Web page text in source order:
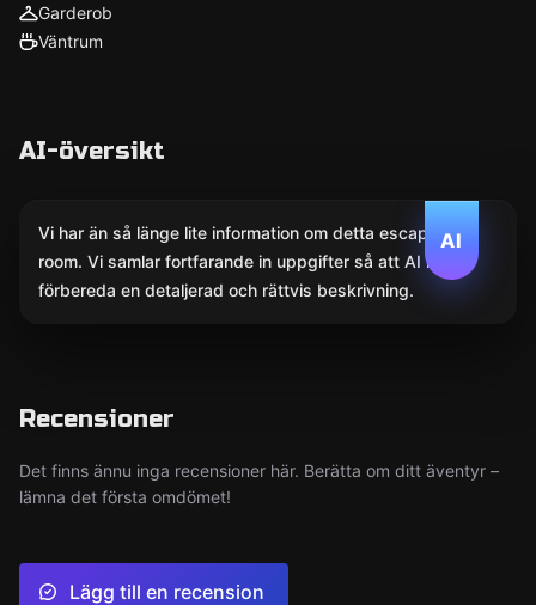
Garderob
Väntrum
AI-översikt
AI
Vi har än så länge lite information om detta escape
room. Vi samlar fortfarande in uppgifter så att AI kan
förbereda en detaljerad och rättvis beskrivning.
Recensioner
Det finns ännu inga recensioner här. Berätta om ditt äventyr –
lämna det första omdömet!
Lägg till en recension